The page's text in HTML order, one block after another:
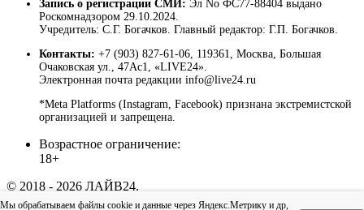
Запись о регистрации СМИ: Эл No ФС77-88404 выдано
Роскомнадзором 29.10.2024.
Учредитель: С.Г. Богачков. Главный редактор: Г.П. Богачков.
Контакты: +7 (903) 827-61-06, 119361, Москва, Большая
Очаковская ул., 47Ас1, «LIVE24».
Электронная почта редакции info@live24.ru
*Meta Platforms (Instagram, Facebook) признана экстремистской
организацией и запрещена.
Возрастное ограничение:
18+
© 2018 - 2026 ЛАЙВ24.
Пользовательское соглашение|Политика
Мы обрабатываем файлы cookie и данные через Яндекс.Метрику и др,